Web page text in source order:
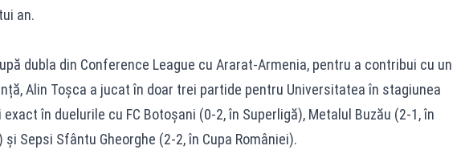
an.
dubla din Conference League cu Ararat-Armenia, pentru a contribui cu un
Alin Toșca a jucat în doar trei partide pentru Universitatea în stagiunea
exact în duelurile cu FC Botoșani (0-2, în Superligă), Metalul Buzău (2-1, în
și Sepsi Sfântu Gheorghe (2-2, în Cupa României).